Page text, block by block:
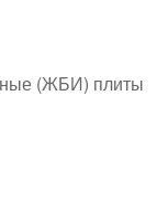
(ЖБИ) плиты